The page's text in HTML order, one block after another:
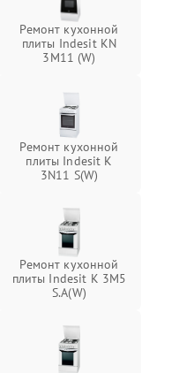
Ремонт кухонной
плиты Indesit KN
3M11 (W)
Ремонт кухонной
плиты Indesit K
3N11 S(W)
Ремонт кухонной
плиты Indesit K 3M5
S.A(W)